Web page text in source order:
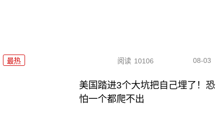
最热 阅读 10106 08-03
美国踏进3个大坑把自己埋了！恐
怕一个都爬不出